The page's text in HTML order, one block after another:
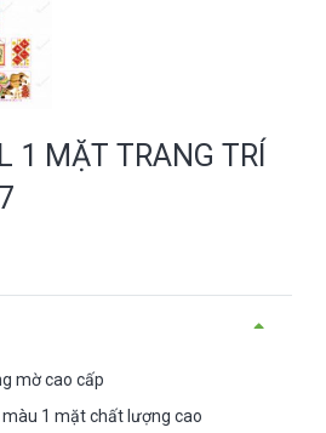
1 MẶT TRANG TRÍ
mờ cao cấp
màu 1 mặt chất lượng cao